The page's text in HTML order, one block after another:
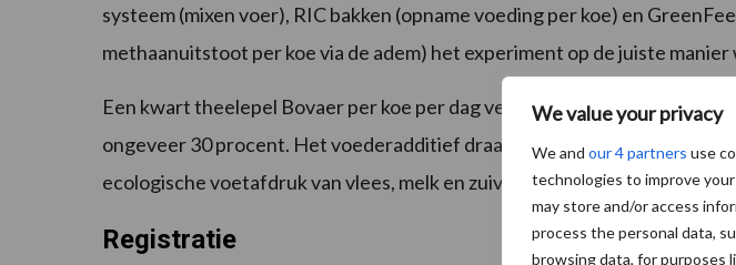
We value your privacy
We and our 4 partners use
technologies to improve
may store and/or access
process the personal data,
browsing data, for purposes
systeem (mixen voer), RIC bakken (opname voeding per koe) en
methaanuitstoot per koe via de adem) het experiment op de juiste
Een kwart theelepel Bovaer per koe per dag verminderde de
ongeveer 30 procent. Het voederadditief draagt daardoor direct bij aan
ecologische voetafdruk van vlees, melk en zuivelproducten.
Registratie